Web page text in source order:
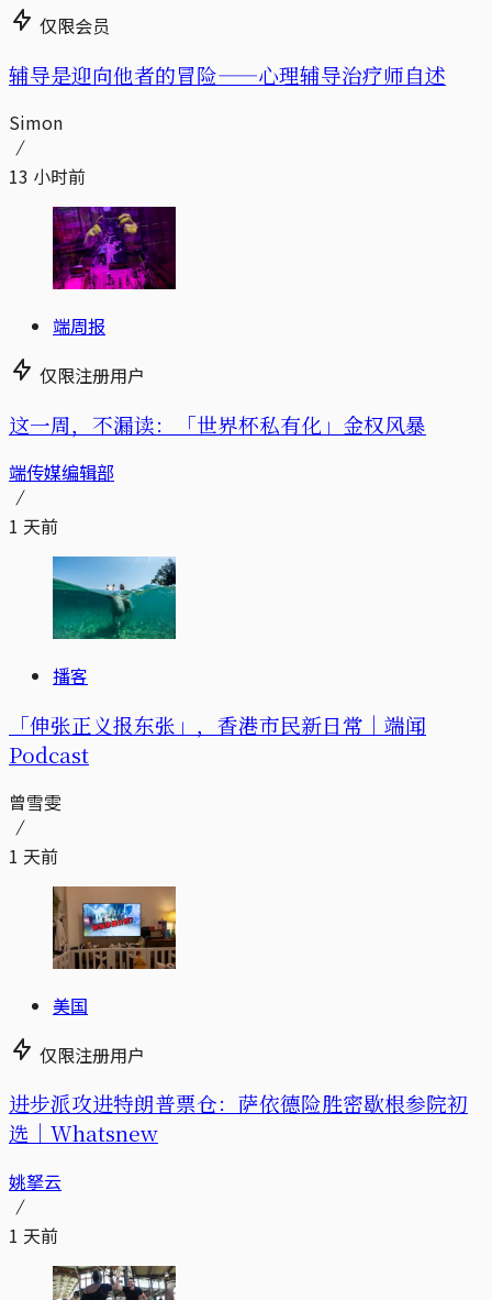
仅限会员
辅导是迎向他者的冒险——心理辅导治疗师自述
Simon
13 小时前
端周报
仅限注册用户
这一周，不漏读：「世界杯私有化」金权风暴
端传媒编辑部
1 天前
播客
「伸张正义报东张」，香港市民新日常｜端闻
Podcast
曾雪雯
1 天前
美国
仅限注册用户
进步派攻进特朗普票仓：萨依德险胜密歇根参院初
选｜Whatsnew
姚拏云
1 天前